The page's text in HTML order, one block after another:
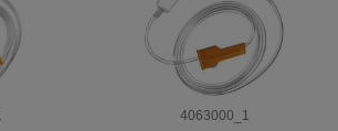
4063000_1